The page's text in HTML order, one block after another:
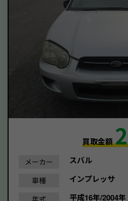
買取金額2
メーカー スバル
車種 インプレッサ
年式 平成16年/2004年